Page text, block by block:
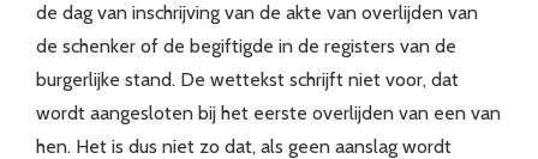
de dag van inschrijving van de akte van overlijden van
de schenker of de begiftigde in de registers van de
burgerlijke stand. De wettekst schrijft niet voor, dat
wordt aangesloten bij het eerste overlijden van een van
hen. Het is dus niet zo dat, als geen aanslag wordt